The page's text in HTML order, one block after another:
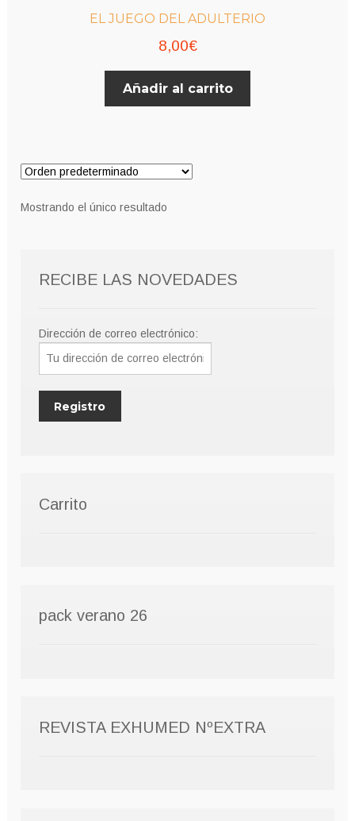
EL JUEGO DEL ADULTERIO
8,00€
Añadir al carrito
Mostrando el único resultado
RECIBE LAS NOVEDADES
Dirección de correo electrónico:
Carrito
pack verano 26
REVISTA EXHUMED NºEXTRA